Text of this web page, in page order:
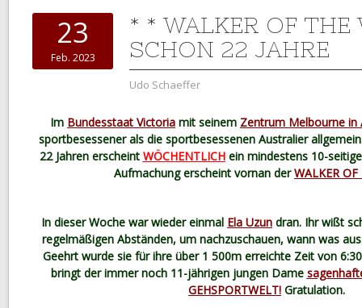
23
Feb. 2023
* * WALKER OF THE
SCHON 22 JAHRE
Udo Schaeffer
Im Bundesstaat Victoria mit seinem Zentrum Melbourne in
sportbesessener als die sportbesessenen Australier
22 Jahren erscheint WÖCHENTLICHein mindestens 10-
Aufmachung erscheint vornan derWALKER OF
In dieser Woche war wieder einmal Ela Uzun dran. Ihr wißt
regelmäßigen Abständen, um nachzuschauen, wann was
Geehrt wurde sie für ihre über 1 500m erreichte Zeit von
bringt der immer noch 11-jährigen jungen Dame
GEHSPORTWELT! Gratulation.